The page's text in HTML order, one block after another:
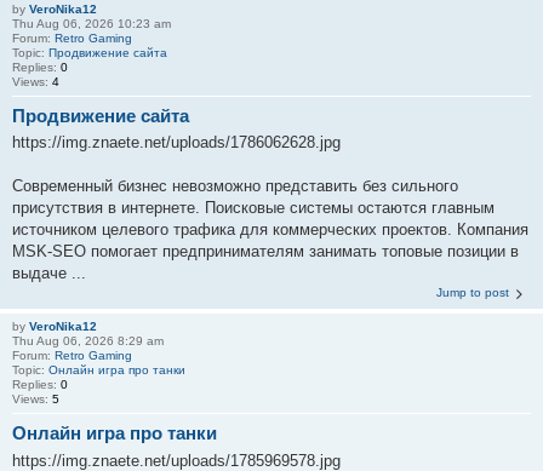
by VeroNika12
Thu Aug 06, 2026 10:23 am
Forum: Retro Gaming
Topic: Продвижение сайта
Replies: 0
Views: 4
Продвижение сайта
https://img.znaete.net/uploads/1786062628.jpg
Современный бизнес невозможно представить без сильного
присутствия в интернете. Поисковые системы остаются главным
источником целевого трафика для коммерческих проектов. Компания
MSK-SEO помогает предпринимателям занимать топовые позиции в
выдаче ...
Jump to post
by VeroNika12
Thu Aug 06, 2026 8:29 am
Forum: Retro Gaming
Topic: Онлайн игра про танки
Replies: 0
Views: 5
Онлайн игра про танки
https://img.znaete.net/uploads/1785969578.jpg